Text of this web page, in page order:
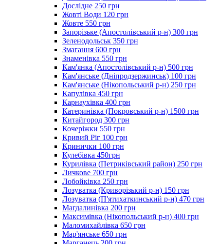
Дослідне 250 грн
Жовті Води 120 грн
Жовте 550 грн
Запорізьке (Апостолівський р-н) 300 грн
Зеленодольськ 350 грн
Змагання 600 грн
Знаменівка 550 грн
Кам'янка (Апостолівський р-н) 500 грн
Кам'янське (Дніпродзержинськ) 100 грн
Кам'янське (Нікопольський р-н) 250 грн
Капулівка 450 грн
Карнаухівка 400 грн
Катеринівка (Покровський р-н) 1500 грн
Китайгород 300 грн
Кочеріжки 550 грн
Кривий Ріг 100 грн
Кринички 100 грн
Кулебівка 450грн
Курилівка (Петриківський район) 250 грн
Личкове 700 грн
Лобойківка 250 грн
Лозуватка (Криворізький р-н) 150 грн
Лозуватка (П'ятихаткинський р-н) 470 грн
Магдалинівка 200 грн
Максимівка (Нікопольський р-н) 400 грн
Маломихайлівка 650 грн
Мар'янське 650 грн